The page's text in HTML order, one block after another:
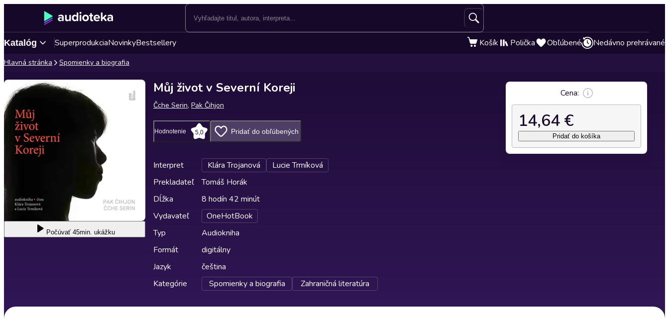
Katalóg SuperprodukciaNovinkyBestsellery Košík Polička Obľúbené Nedávno prehrávané
Hlavná stránka Spomienky a biografia
Počúvať 45min. ukážku
Můj život v Severní Koreji
Čche Serin, Pak Čihjon
Hodnotenie 5,0 Pridať do obľúbených
Interpret Klára Trojanová
Lucie Trmíková
Prekladateľ
Tomáš Horák
Dĺžka
8 hodín 42 minút
Vydavateľ
OneHotBook
Typ
Audiokniha
Formát
digitálny
Jazyk
čeština
Kategórie
Spomienky a biografia Zahraničná literatúra
Cena:
14,64 €
Pridať do košíka